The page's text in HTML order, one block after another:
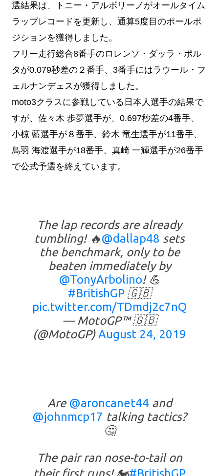
選結果は、トニー・アルボリーノがオールタイム
ラップレコードを更新し、通算5度目のポールポ
ジションを獲得しました。
フリー走行総合8番手のロレンソ・ダッラ・ポル
タが0.079秒差の２番手、3番手にはラウール・フ
ェルナンデェスが獲得しました。
moto3クラスに参戦している日本人選手の結果で
すが、 佐々木 歩夢選手が、0.697秒差の4番手、
小椋 藍選手が８番手、 鈴木 竜生選手が11番手、
鳥羽 海渡選手が18番手、真崎 一輝選手が26番手
で公式予選を終えています。
The lap records are already
tumbling! 🔥@dallap48 sets
the benchmark, only to be
beaten immediately by
@TonyArbolino! 💪
#BritishGP 🇬🇧
pic.twitter.com/TDmdj2c7nQ
— MotoGP™ 🇬🇧
(@MotoGP)August 24, 2019
Are @aroncanet44 and
@johnmcp17 talking tactics?
🤔
The pair ran nose-to-tail on
their first runs! 🏍️#BritishGP